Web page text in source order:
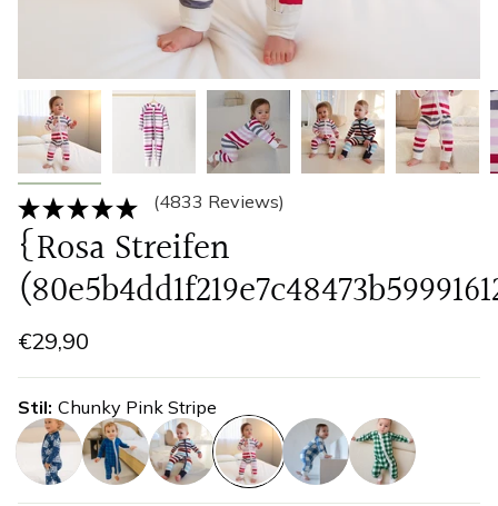
(4833 Reviews)
{Rosa Streifen
€29,90
Stil Chunky Pink Stripe
chunky-